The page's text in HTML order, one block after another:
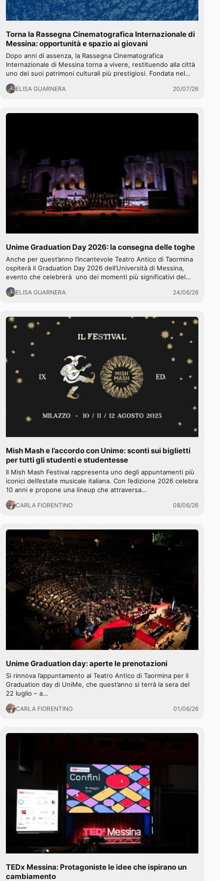
Torna la Rassegna Cinematografica Internazionale di
Messina: opportunità e spazio ai giovani
Dopo anni di assenza, la Rassegna Cinematografica
Internazionale di Messina torna a vivere, restituendo alla città
uno dei suoi patrimoni culturali più prestigiosi. Fondata nel…
ELISA GUARNERA 20/07/26
Unime Graduation Day 2026: la consegna delle toghe
Anche per quest’anno l’incantevole Teatro Antico di Taormina
ospiterà il Graduation Day 2026 dell’Università di Messina,
evento che celebrerà uno dei momenti più significativi del…
ELISA GUARNERA 24/06/26
Mish Mash e l’accordo con Unime: sconti sui biglietti
per tutti gli studenti e studentesse
Il Mish Mash Festival rappresenta uno degli appuntamenti più
iconici dell’estate musicale italiana. Con l’edizione 2026 celebra
10 anni e propone una lineup che attraversa…
CARLA FIORENTINO 08/06/26
Unime Graduation day: aperte le prenotazioni
Si rinnova l’appuntamento al Teatro Antico di Taormina per il
Graduation day di UniMe, che quest’anno si terrà la sera del
22 luglio – a…
CARLA FIORENTINO 01/06/26
TEDx Messina: Protagoniste le idee che ispirano un
cambiamento